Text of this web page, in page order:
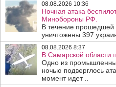
08.08.2026 10:36
Ночная атака
Минобороны РФ.
В течение
уничтожены 397
08.08.2026 8:37
В Самарской области
Одно из
ночью подверглось
момент идет ..